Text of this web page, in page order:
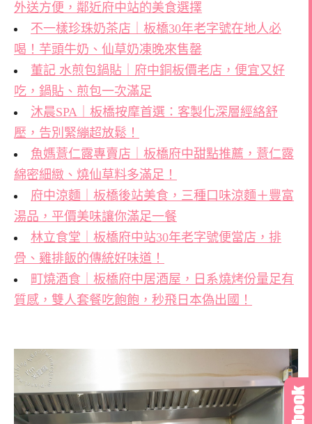
外送方便，鄰近府中站的美食選擇
不一樣珍珠奶茶店｜板橋30年老字號在地人必
喝！芋頭牛奶、仙草奶凍晚來售罄
董記 水煎包鍋貼｜府中銅板價老店，便宜又好
吃，鍋貼、煎包一次滿足
沐晨SPA｜板橋按摩首選：客製化深層經絡舒
壓，告別緊繃超放鬆！
魚媽薏仁露專賣店｜板橋府中甜點推薦，薏仁露
綿密細緻、燒仙草料多滿足！
府中涼麵｜板橋後站美食，三種口味涼麵＋豐富
湯品，平價美味讓你滿足一餐
林立食堂｜板橋府中站30年老字號便當店，排
骨、雞排飯的傳統好味道！
町燒酒食｜板橋府中居酒屋，日系燒烤份量足有
質感，雙人套餐吃飽飽，秒飛日本偽出國！